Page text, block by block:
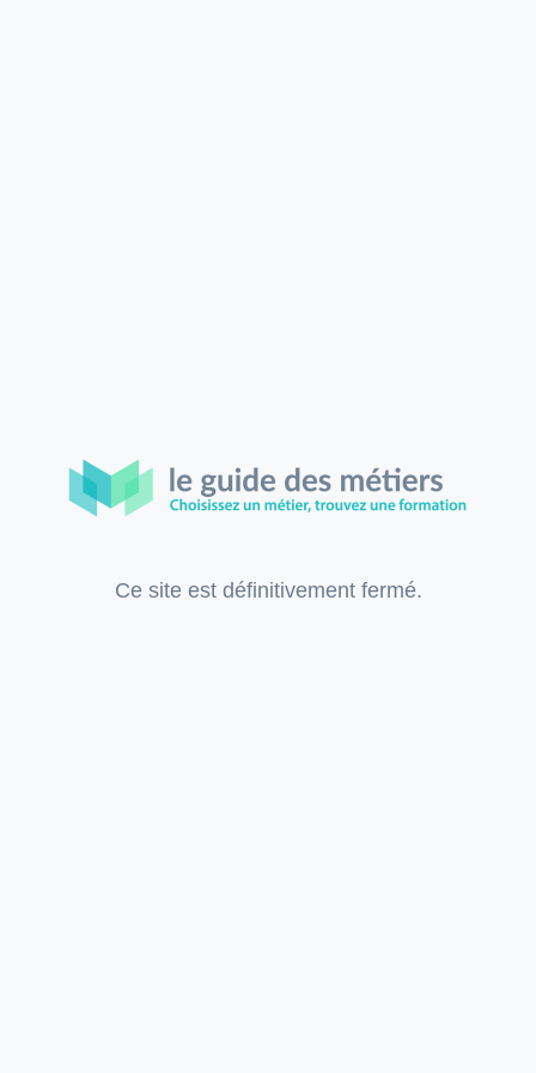
Ce site est définitivement fermé.